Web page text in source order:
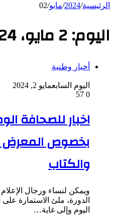
الرئيسية/
2024
/مايو/
02
اليوم:2 مايو، 2024
أخبار وطنية
اليوم السابعمايو 2, 2024
0
اخبار للصحافة
بخصوص المعرض
والكتاب
ويمكن لنساء ورجال
الدورة، ملئ الاستمارة على
اليوم وإلى غاية…